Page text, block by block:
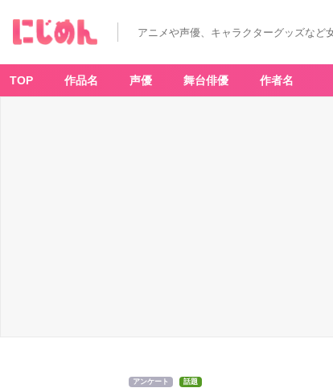
アニメや声優、キャラクターグッズなど
TOP 作品名 声優 舞台俳優 作者名
アンケート 話題